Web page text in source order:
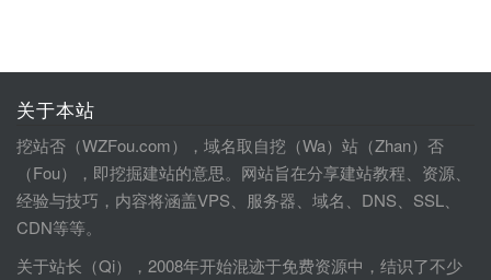
关于本站
挖站否（WZFou.com），域名取自挖（Wa）站（Zhan）否
（Fou），即挖掘建站的意思。网站旨在分享建站教程、资源、
经验与技巧，内容将涵盖VPS、服务器、域名、DNS、SSL、
CDN等等。
关于站长（Qi），2008年开始混迹于免费资源中，结识了不少